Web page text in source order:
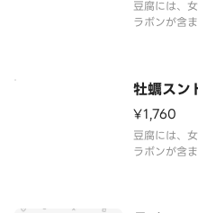
豆腐には、
ラボンが含
にも効果が
牡蠣スン
¥1,760
豆腐には、
ラボンが含